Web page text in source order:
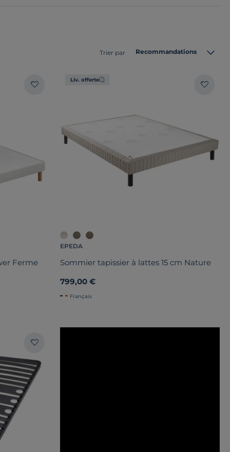
Trier par Recommandations
Ferme
Liv. offerte
EPEDA
Sommier tapissier à lattes 15 cm Nature
799,00 €
Français